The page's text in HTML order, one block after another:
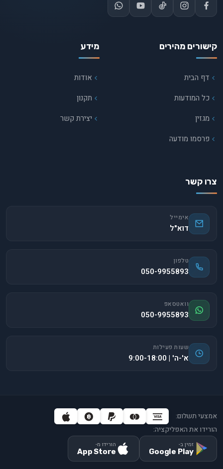
קישורים מהירים
דף הבית
כל המודעות
מגזין
פרסמו מודעה
מידע
אודות
תקנון
יצירת קשר
צרו קשר
אימייל
דוא"ל
טלפון
050-9955893
וואטסאפ
050-9955893
שעות פעילות
א'-ה' | 9:00-18:00
אמצעי תשלום:
הורידו את האפליקציה:
זמין ב-
Google Play
הורידו מ-
App Store